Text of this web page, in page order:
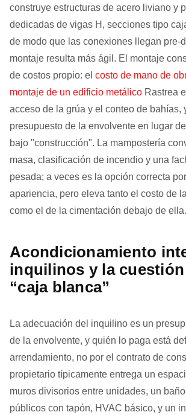
construye estructuras de acero liviano y
dedicadas de vigas H, secciones tipo
de modo que las conexiones llegan pre-
montaje resulta más ágil. El montaje
de costos propio: el costo de mano de
montaje de un edificio metálico Rastrea
acceso de la grúa y el conteo de bahías,
presupuesto de la envolvente en lugar
bajo "construcción". La mampostería
masa, clasificación de incendio y una
pesada; a veces es la opción correcta
apariencia, pero eleva tanto el costo de
como el de la cimentación debajo de ella.
Acondicionamiento
inquilinos y la
“caja blanca”
La adecuación del inquilino es un
de la envolvente, y quién lo paga está
arrendamiento, no por el contrato de
propietario típicamente entrega un
muros divisorios entre unidades, un
públicos con tapón, HVAC básico, y un